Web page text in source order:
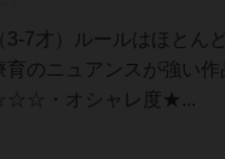
7才）ルールはほとん
のニュアンスが強い
・オシャレ度★...